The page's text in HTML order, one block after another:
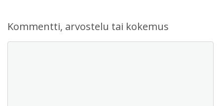
Kommentti, arvostelu tai kokemus